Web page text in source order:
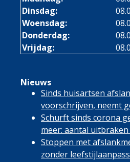
Dinsdag:
Woensdag:
Donderdag:
Vrijdag:
Nieuws
Sinds huisartsen
voorschrijven, neemt
Schurft sinds corona
meer: aantal
Stoppen met
zonder